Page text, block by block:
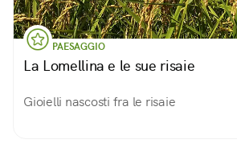
PAESAGGIO
La Lomellina e le sue risaie
Gioielli nascosti fra le risaie